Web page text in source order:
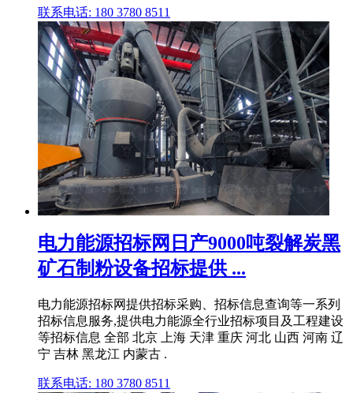
联系电话: 180 3780 8511
电力能源招标网日产9000吨裂解炭黑
矿石制粉设备招标提供 ...
电力能源招标网提供招标采购、招标信息查询等一系列
招标信息服务,提供电力能源全行业招标项目及工程建设
等招标信息 全部 北京 上海 天津 重庆 河北 山西 河南 辽
宁 吉林 黑龙江 内蒙古 .
联系电话: 180 3780 8511